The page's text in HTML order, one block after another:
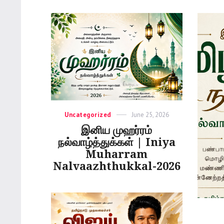
Categories
Uncategorized
Posted
on
June 25, 2026
இனிய முஹர்ரம்
நல்வாழ்த்துக்கள் | Iniya
Muharram
Nalvaazhthukkal-2026